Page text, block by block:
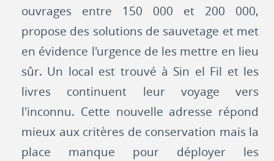
ouvrages entre 150 000 et 200 000,
propose des solutions de sauvetage et met
en évidence l'urgence de les mettre en lieu
sûr. Un local est trouvé à Sin el Fil et les
livres continuent leur voyage vers
l'inconnu. Cette nouvelle adresse répond
mieux aux critères de conservation mais la
place manque pour déployer les